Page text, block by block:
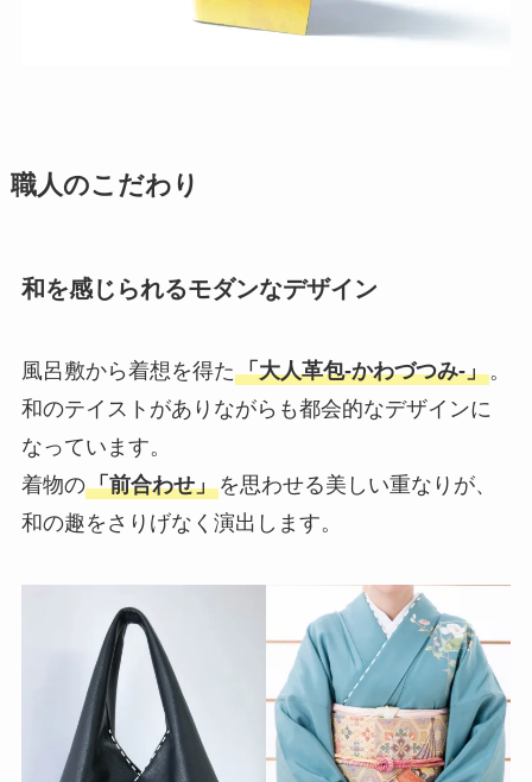
職人のこだわり
和を感じられるモダンなデザイン
風呂敷から着想を得た「大人革包-かわづつみ-」。
和のテイストがありながらも都会的なデザインに
なっています。
着物の「前合わせ」を思わせる美しい重なりが、
和の趣をさりげなく演出します。